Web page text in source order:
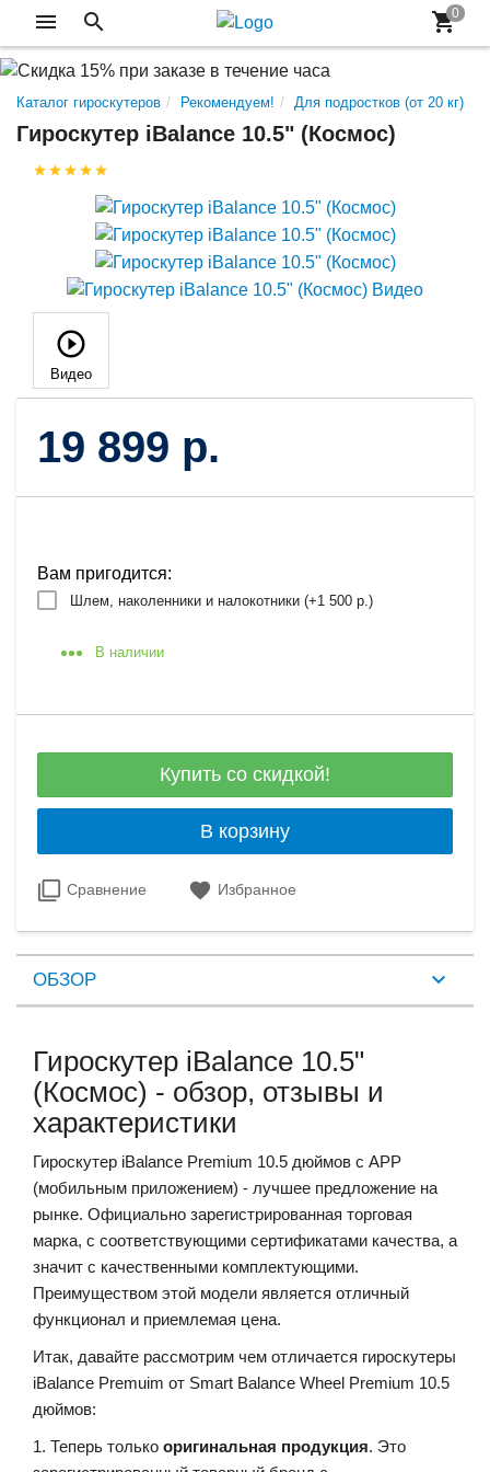
Каталог гироскутеров Рекомендуем! Для подростков (от 20 кг)
Гироскутер iBalance 10.5" (Космос)
Видео
19 899 р.
Вам пригодится:
Шлем, наколенники и налокотники (+1 500 р.)
В наличии
Купить со скидкой!
В корзину
Сравнение Избранное
ОБЗОР
Гироскутер iBalance 10.5"
(Космос) - обзор, отзывы и
характеристики
Гироскутер iBalance Premium 10.5 дюймов с АРР
(мобильным приложением) - лучшее предложение на
рынке. Официально зарегистрированная торговая
марка, с соответствующими сертификатами качества, а
значит с качественными комплектующими.
Преимуществом этой модели является отличный
функционал и приемлемая цена.
Итак, давайте рассмотрим чем отличается гироскутеры
iBalance Premuim от Smart Balance Wheel Premium 10.5
дюймов:
1. Теперь только оригинальная продукция. Это